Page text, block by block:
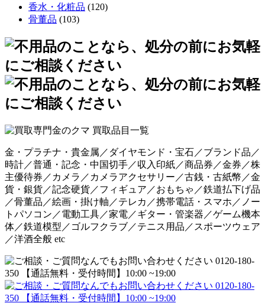
香水・化粧品 (120)
骨董品 (103)
金・プラチナ・貴金属／ダイヤモンド・宝石／ブランド品／
時計／普通・記念・中国切手／収入印紙／商品券／金券／株
主優待券／カメラ／カメラアクセサリー／古銭・古紙幣／金
貨・銀貨／記念硬貨／フィギュア／おもちゃ／鉄道払下げ品
／骨董品／絵画・掛け軸／テレカ／携帯電話・スマホ／ノー
トパソコン／電動工具／家電／ギター・管楽器／ゲーム機本
体／鉄道模型／ゴルフクラブ／テニス用品／スポーツウェア
／洋酒全般 etc